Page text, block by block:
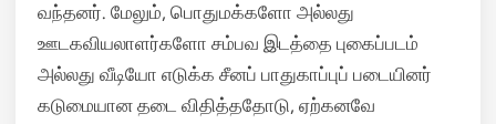
வந்தனர். மேலும், பொதுமக்களோ அல்லது
ஊடகவியலாளர்களோ சம்பவ இடத்தை புகைப்படம்
அல்லது வீடியோ எடுக்க சீனப் பாதுகாப்புப் படையினர்
கடுமையான தடை விதித்ததோடு, ஏற்கனவே